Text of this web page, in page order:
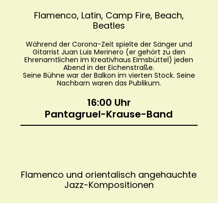
Flamenco, Latin, Camp Fire, Beach,
Beatles
Während der Corona-Zeit spielte der Sänger und
Gitarrist Juan Luis Merinero (er gehört zu den
Ehrenamtlichen im Kreativhaus Eimsbüttel) jeden
Abend in der Eichenstraße.
Seine Bühne war der Balkon im vierten Stock. Seine
Nachbarn waren das Publikum.
16:00 Uhr
Pantagruel-Krause-Band
Flamenco und orientalisch angehauchte
Jazz-Kompositionen